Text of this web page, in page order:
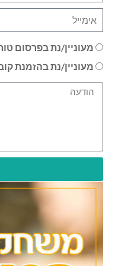
מעוניין/נת בפרסום
מעוניין/נת בהזמנת